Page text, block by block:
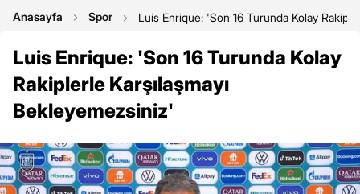
Anasayfa Spor Luis Enrique: 'Son 16 Turunda Kolay
Luis Enrique: 'Son 16 Turunda Kolay
Rakiplerle Karşılaşmayı
Bekleyemezsiniz'